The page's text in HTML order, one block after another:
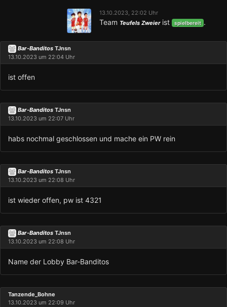
13.10.2023, 22:02 Uhr
Team Teufels Zweier ist spielbereit .
Bar-Banditos TJnsn
13.10.2023 um 22:04 Uhr
ist offen
Bar-Banditos TJnsn
13.10.2023 um 22:07 Uhr
habs nochmal geschlossen und mache ein PW rein
Bar-Banditos TJnsn
13.10.2023 um 22:08 Uhr
ist wieder offen, pw ist 4321
Bar-Banditos TJnsn
13.10.2023 um 22:08 Uhr
Name der Lobby Bar-Banditos
Tanzende_Bohne
13.10.2023 um 22:09 Uhr